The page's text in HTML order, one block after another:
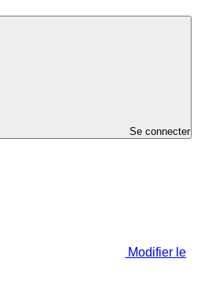
Se connecter
Modifier le